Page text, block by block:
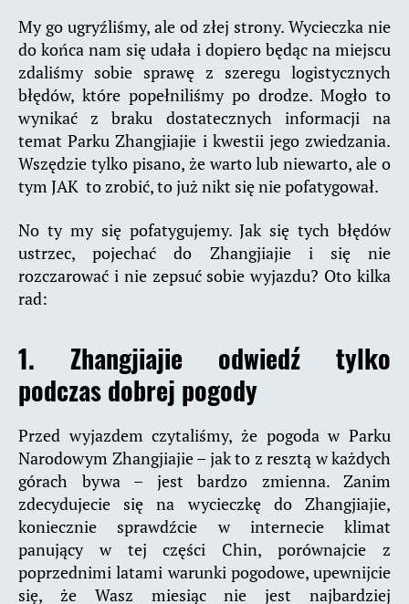
My go ugryźliśmy, ale od złej strony. Wycieczka nie
do końca nam się udała i dopiero będąc na miejscu
zdaliśmy sobie sprawę z szeregu logistycznych
błędów, które popełniliśmy po drodze. Mogło to
wynikać z braku dostatecznych informacji na
temat Parku Zhangjiajie i kwestii jego zwiedzania.
Wszędzie tylko pisano, że warto lub niewarto, ale o
tym JAK to zrobić, to już nikt się nie pofatygował.
No ty my się pofatygujemy. Jak się tych błędów
ustrzec, pojechać do Zhangjiajie i się nie
rozczarować i nie zepsuć sobie wyjazdu? Oto kilka
rad:
1. Zhangjiajie odwiedź tylko
podczas dobrej pogody
Przed wyjazdem czytaliśmy, że pogoda w Parku
Narodowym Zhangjiajie – jak to z resztą w każdych
górach bywa – jest bardzo zmienna. Zanim
zdecydujecie się na wycieczkę do Zhangjiajie,
koniecznie sprawdźcie w internecie klimat
panujący w tej części Chin, porównajcie z
poprzednimi latami warunki pogodowe, upewnijcie
się, że Wasz miesiąc nie jest najbardziej